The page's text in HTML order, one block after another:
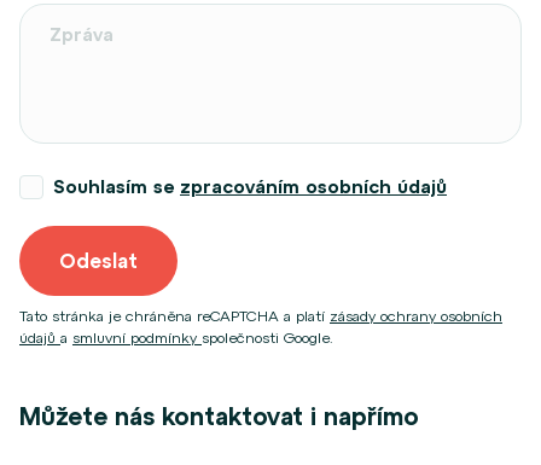
Odeslat
Souhlasím se zpracováním osobních údajů
Tato stránka je chráněna reCAPTCHA a platí zásady ochrany osobních
údajů a smluvní podmínky společnosti Google.
Můžete nás kontaktovat i napřímo